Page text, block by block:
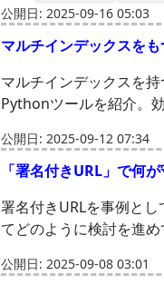
公開日: 2025-09-16 05:03
マルチインデックスを
マルチインデックスを
Pythonツールを紹介。
公開日: 2025-09-12 07:34
「署名付きURL」で何
署名付きURLを事例と
てどのように検討を進
公開日: 2025-09-08 03:01